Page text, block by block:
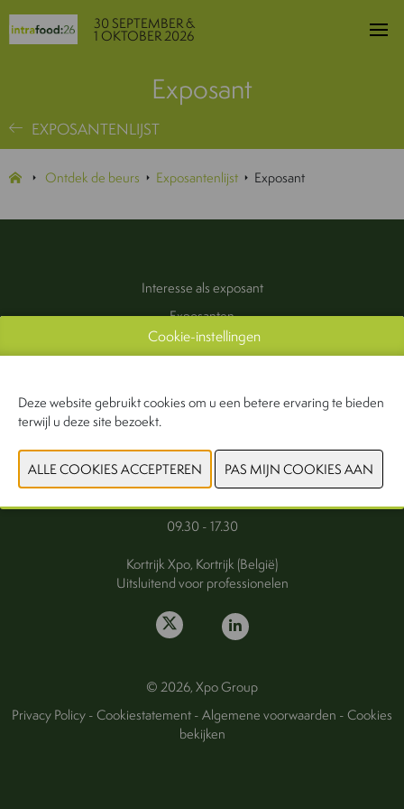
30 SEPTEMBER &
1 OKTOBER 2026
Exposant
EXPOSANTENLIJST
Ontdek de beurs Exposantenlijst Exposant
Interesse als exposant
Exposanten
Praktische informatie
Contact
Woensdag 30 september 2026
Donderdag 1 oktober 2026
09.30 - 17.30
Kortrijk Xpo, Kortrijk (België)
Uitsluitend voor professionelen
© 2026, Xpo Group
Privacy Policy-Cookiestatement-Algemene voorwaarden -Cookies
bekijken
Cookie-instellingen
Deze website gebruikt cookies om u een betere ervaring te bieden
terwijl u deze site bezoekt.